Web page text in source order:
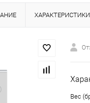
ХАРАКТЕРИСТИКИ
Вес